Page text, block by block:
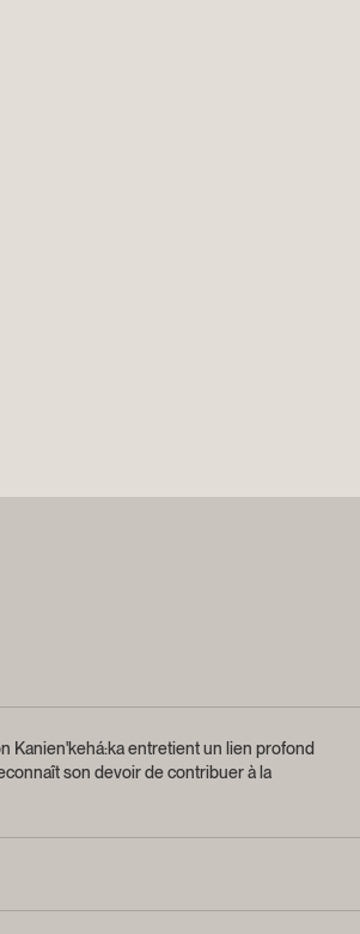
Kanien'kehá:ka entretient un lien profond
son devoir de contribuer à la